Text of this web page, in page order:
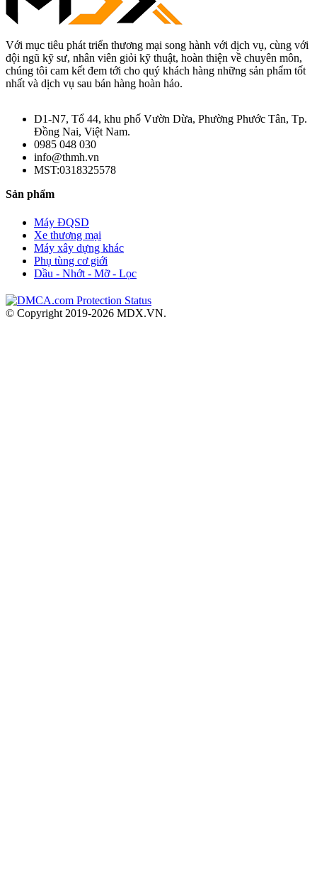
Với mục tiêu phát triển thương mại song hành với dịch vụ, cùng với
đội ngũ kỹ sư, nhân viên giỏi kỹ thuật, hoàn thiện về chuyên môn,
chúng tôi cam kết đem tới cho quý khách hàng những sản phẩm tốt
nhất và dịch vụ sau bán hàng hoàn hảo.
D1-N7, Tổ 44, khu phố Vườn Dừa, Phường Phước Tân, Tp.
Đồng Nai, Việt Nam.
0985 048 030
info@thmh.vn
MST:0318325578
Sản phẩm
Máy ĐQSD
Xe thương mại
Máy xây dựng khác
Phụ tùng cơ giới
Dầu - Nhớt - Mỡ - Lọc
© Copyright 2019-2026 MDX.VN.